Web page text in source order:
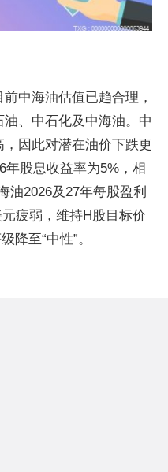
中海油估值已趋合理，
、中石化及中海油。中
因此对潜在油价下跌更
年股息收益率为5%，相
油2026及27年每股盈利
疲弱，维持H股目标价
降至“中性”。